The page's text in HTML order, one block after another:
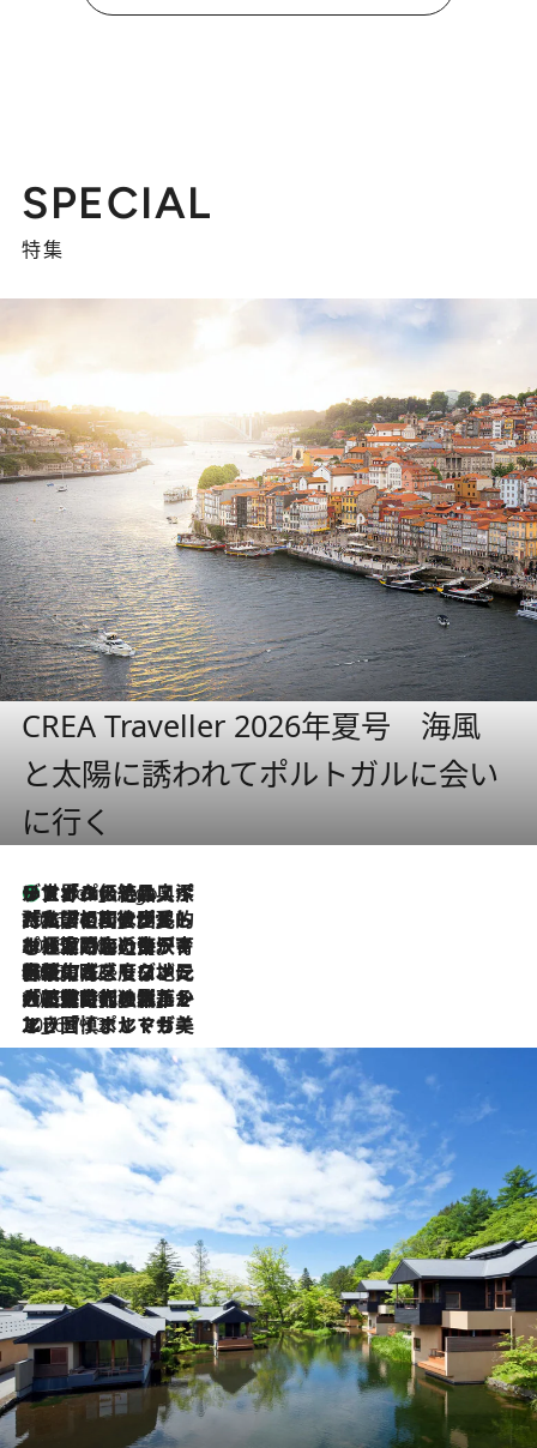
SPECIAL
特集
CREA Traveller 2026年夏号 海風
と太陽に誘われてポルトガルに会い
に行く
4 Hours Ago
リスボンの絶品スイーツ「パステル・デ・ナタ」とは？ポルトガル伝統の奥深い世界へ
2026.7.27
「私の祖国はポルトガル語です」国民的詩人フェルナンド・ペソアと、彼が愛した文学の街を歩く
2026.7.26
ポルトガル近海が育む極上の海の幸。キリリと冷えた白ワインと愉しむ、シーフード専門店の贅沢
2026.7.22
伝統の味をモダンに昇華。高感度な地元客が集う、リスボンの最旬ガストロノミー
2026.7.21
大航海時代の栄華から、震災、独裁、そして革命へ。ポルトガル・首都リスボンの石畳に刻まれた「歴史の光と影」
2026.7.13
エッセイ・ヤマザキマリ「慎ましくも美しき国 ポルトガル」